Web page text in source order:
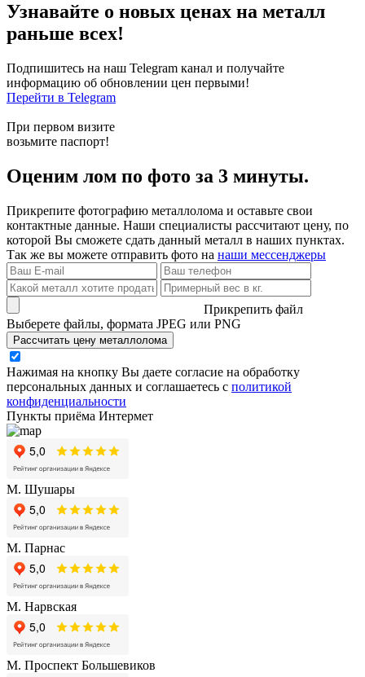
Узнавайте о новых ценах на металл
раньше всех!
Подпишитесь на наш Telegram канал и получайте
информацию об обновлении цен первыми!
Перейти в Telegram
При первом визите
возьмите паспорт!
Оценим лом по фото за 3 минуты.
Прикрепите фотографию металлолома и оставьте свои
контактные данные. Наши специалисты рассчитают цену, по
которой Вы сможете сдать данный металл в наших пунктах.
Так же вы можете отправить фото на наши мессенджеры
Прикрепить файл
Выберете файлы, формата JPEG или PNG
Рассчитать цену металлолома
Нажимая на кнопку Вы даете согласие на обработку
персональных данных и соглашаетесь с политикой
конфиденциальности
Пункты приёма Интермет
М. Шушары
М. Парнас
М. Нарвская
М. Проспект Большевиков